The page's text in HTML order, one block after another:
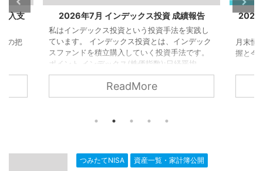
告
ック
:イン
パッ
2026年6月末での資産一覧と今月の収入支
出【2億円】
月末恒例、2026年6月末時点での資産一覧の把
握と今月の家計簿チェックを行いました
ReadMore
ていま
スファ
TOPIX,
託) 投
つみたてNISA 資産一覧・家計簿公開